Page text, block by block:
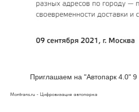
Приглашаем на "Автопарк 4.0" 9
Montrans.ru - Цифровизация автопарка